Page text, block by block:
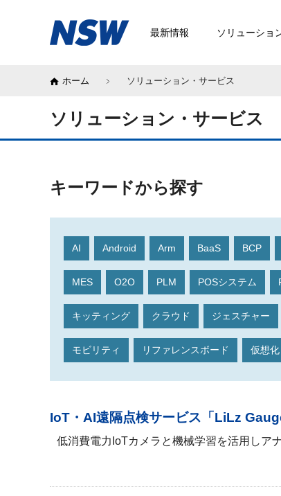
最新情報 ソリューショ
ホーム ソリューション・サービス
ソリューション・サービス
キーワードから探す
AI Android Arm BaaS BCP
MES O2O PLM POSシステム
キッティング クラウド ジェスチャー
モビリティ リファレンスボード 仮想化
IoT・AI遠隔点検サービス「LiLz
低消費電力IoTカメラと機械学習を活用しア